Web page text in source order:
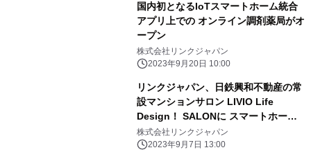
国内初となるIoTスマートホーム統合
アプリ上での オンライン調剤薬局がオ
ープン
株式会社リンクジャパン
2023年9月20日 10:00
リンクジャパン、日鉄興和不動産の常
設マンションサロン LIVIO Life
Design！ SALONに スマートホーム
機器をフルセットで導入
株式会社リンクジャパン
2023年9月7日 13:00